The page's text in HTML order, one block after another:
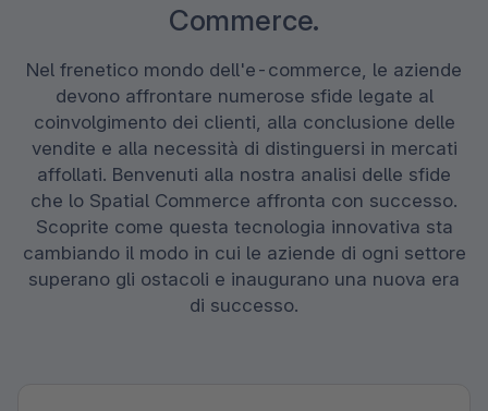
Commerce.
Nel frenetico mondo dell'e-commerce, le aziende
devono affrontare numerose sfide legate al
coinvolgimento dei clienti, alla conclusione delle
vendite e alla necessità di distinguersi in mercati
affollati. Benvenuti alla nostra analisi delle sfide
che lo Spatial Commerce affronta con successo.
Scoprite come questa tecnologia innovativa sta
cambiando il modo in cui le aziende di ogni settore
superano gli ostacoli e inaugurano una nuova era
di successo.